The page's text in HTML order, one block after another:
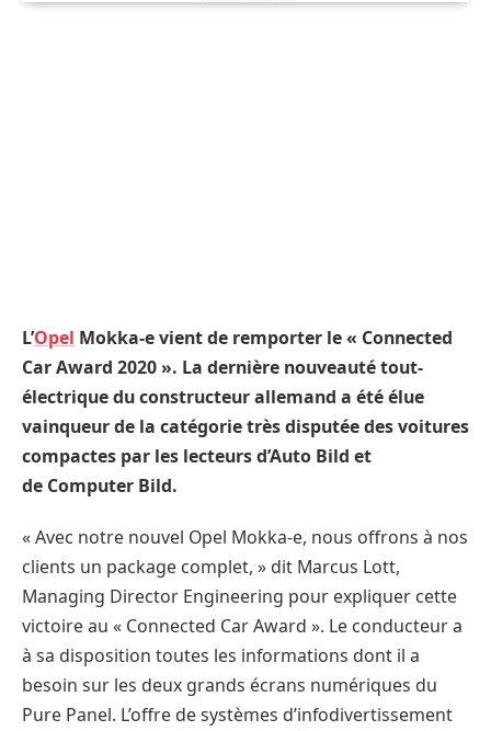
L’Opel Mokka-e vient de remporter le « Connected
Car Award 2020 ». La dernière nouveauté tout-
électrique du constructeur allemand a été élue
vainqueur de la catégorie très disputée des voitures
compactes par les lecteurs d’Auto Bild et
de Computer Bild.
« Avec notre nouvel Opel Mokka-e, nous offrons à nos
clients un package complet, » dit Marcus Lott,
Managing Director Engineering pour expliquer cette
victoire au « Connected Car Award ». Le conducteur a
à sa disposition toutes les informations dont il a
besoin sur les deux grands écrans numériques du
Pure Panel. L’offre de systèmes d’infodivertissement